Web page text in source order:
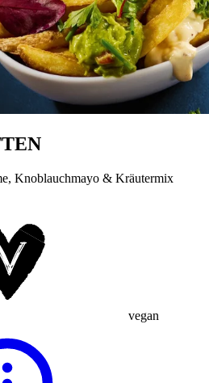
Knoblauchmayo & Kräutermix
vegan